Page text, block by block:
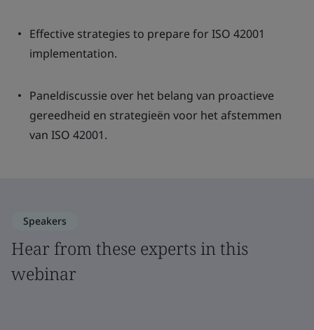
Effective strategies to prepare for ISO 42001
implementation.
Paneldiscussie over het belang van proactieve
gereedheid en strategieën voor het afstemmen
van ISO 42001.
Speakers
Hear from these experts in this
webinar